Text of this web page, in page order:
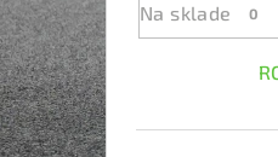
Na sklade 0